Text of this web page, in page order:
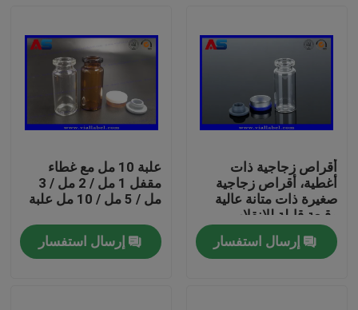
بيت
منتجات
أقراص زجاجية ذات
أغطية، أقراص زجاجية
صغيرة ذات متانة عالية
وقبعة قابلة للانقلاب
إرسال استفسار
علبة 10 مل مع غطاء
مقفل 1 مل / 2 مل / 3
مل / 5 مل / 10 مل علبة
إرسال استفسار